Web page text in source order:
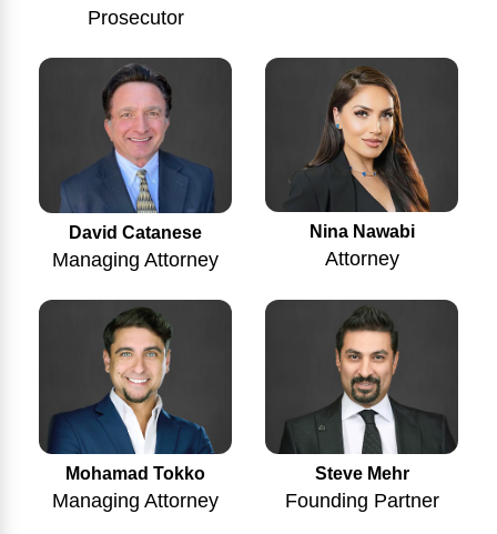
Prosecutor
David Catanese
Managing Attorney
Nina Nawabi
Attorney
Mohamad Tokko
Managing Attorney
Steve Mehr
Founding Partner